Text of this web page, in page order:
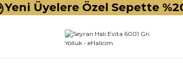
Yeni Üyelere Özel Sepette